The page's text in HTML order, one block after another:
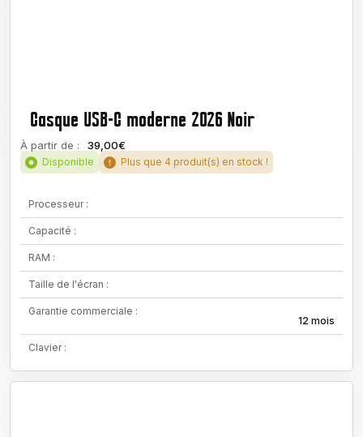
Casque USB-C moderne 2026 Noir
À partir de : 39,00€
Disponible Plus que 4 produit(s) en stock !
Processeur :
Capacité :
RAM :
Taille de l'écran :
Garantie commerciale :
12 mois
Clavier :